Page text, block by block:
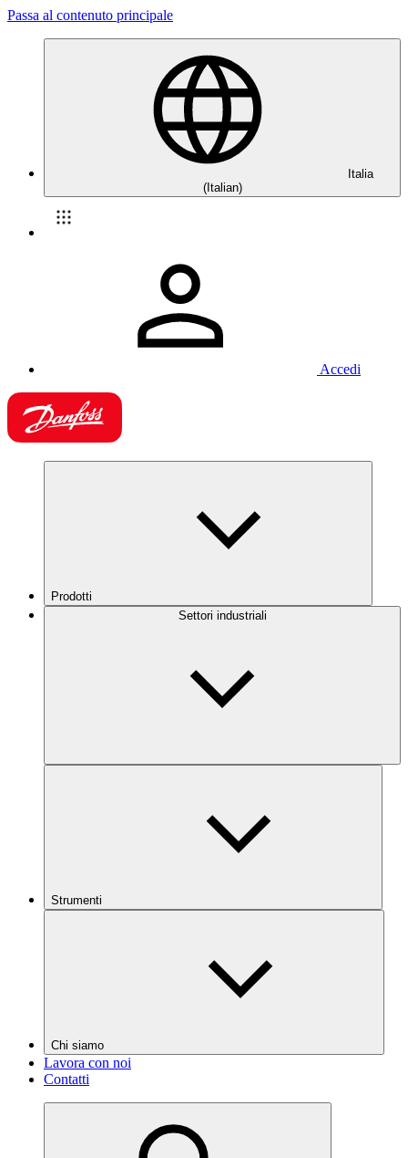
Passa al contenuto principale
Italia
(Italian)
Accedi
Prodotti
Settori industriali
Strumenti
Chi siamo
Lavora con noi
Contatti